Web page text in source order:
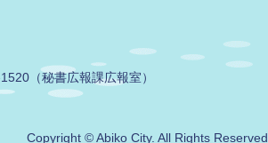
（秘書広報課広報室）
Copyright © Abiko City. All Rights